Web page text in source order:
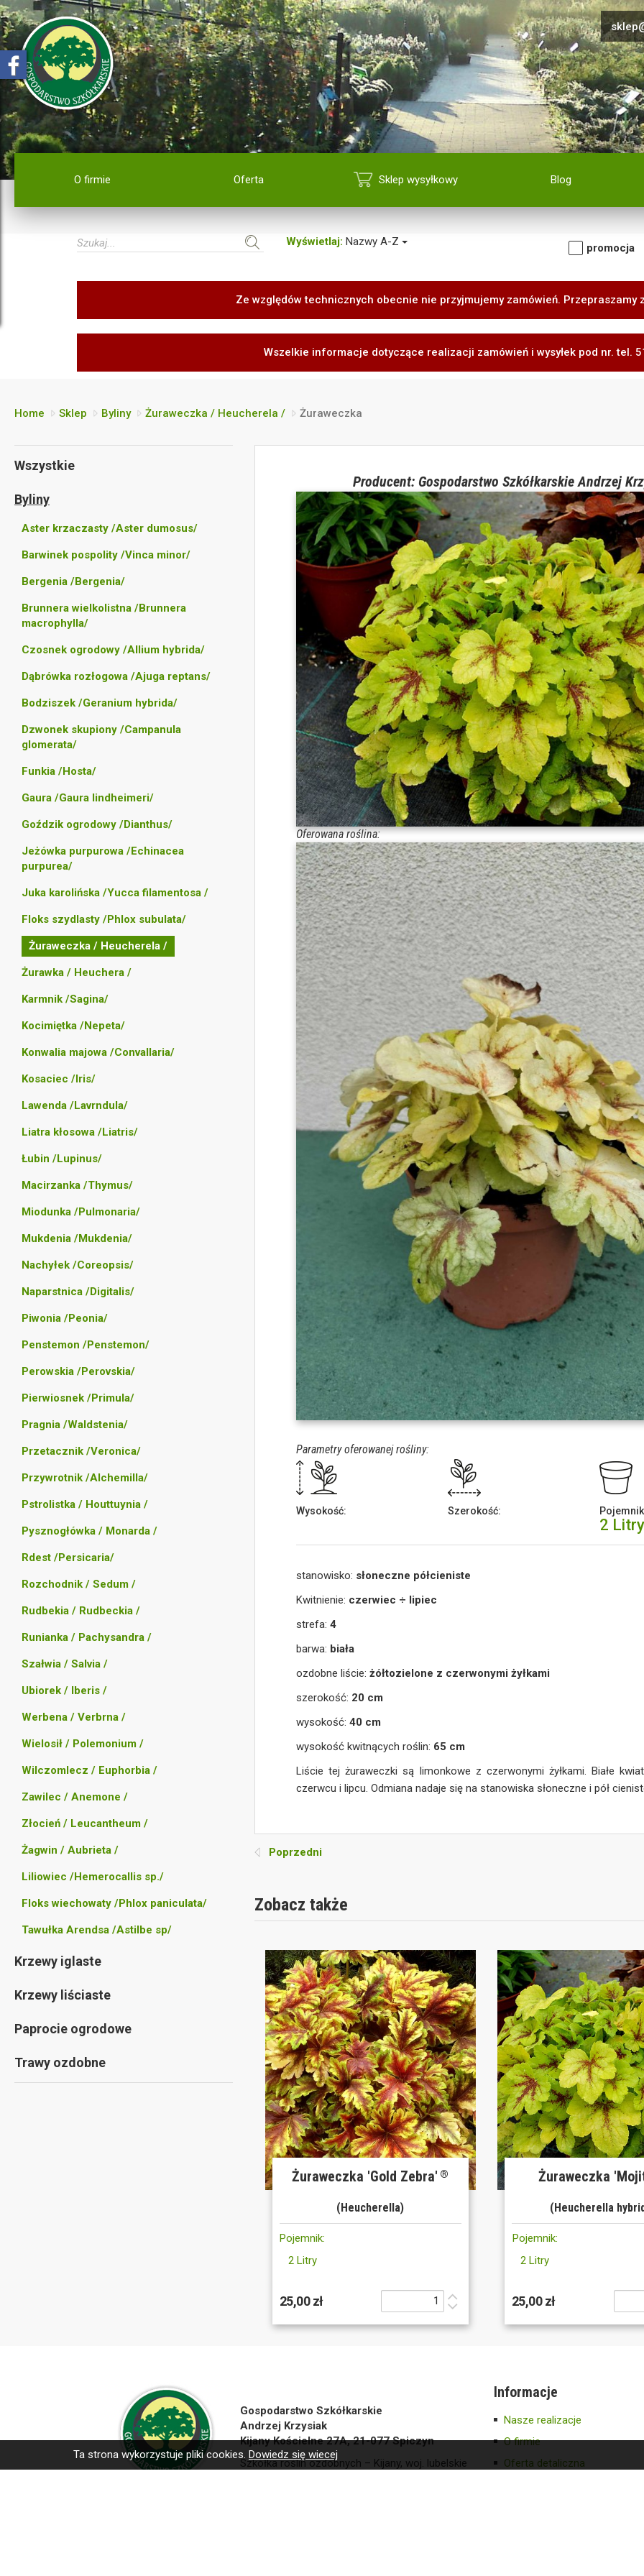
O firmie Oferta Sklep wysyłkowy Blog
Wyświetlaj: Nazwy A-Z promocja
Ze względów technicznych obecnie nie przyjmujemy zamówień. Przepraszamy
Wszelkie informacje dotyczące realizacji zamówień i wysyłek pod nr. tel.
Home Sklep Byliny Żuraweczka / Heucherela / Żuraweczka
Wszystkie
Byliny
Aster krzaczasty /Aster dumosus/
Barwinek pospolity /Vinca minor/
Bergenia /Bergenia/
Brunnera wielkolistna /Brunnera
macrophylla/
Czosnek ogrodowy /Allium hybrida/
Dąbrówka rozłogowa /Ajuga reptans/
Bodziszek /Geranium hybrida/
Dzwonek skupiony /Campanula
glomerata/
Funkia /Hosta/
Gaura /Gaura lindheimeri/
Goździk ogrodowy /Dianthus/
Jeżówka purpurowa /Echinacea
purpurea/
Juka karolińska /Yucca filamentosa /
Floks szydlasty /Phlox subulata/
Żuraweczka / Heucherela /
Żurawka / Heuchera /
Karmnik /Sagina/
Kocimiętka /Nepeta/
Konwalia majowa /Convallaria/
Kosaciec /Iris/
Lawenda /Lavrndula/
Liatra kłosowa /Liatris/
Łubin /Lupinus/
Macirzanka /Thymus/
Miodunka /Pulmonaria/
Mukdenia /Mukdenia/
Nachyłek /Coreopsis/
Naparstnica /Digitalis/
Piwonia /Peonia/
Penstemon /Penstemon/
Perowskia /Perovskia/
Pierwiosnek /Primula/
Pragnia /Waldstenia/
Przetacznik /Veronica/
Przywrotnik /Alchemilla/
Pstrolistka / Houttuynia /
Pysznogłówka / Monarda /
Rdest /Persicaria/
Rozchodnik / Sedum /
Rudbekia / Rudbeckia /
Runianka / Pachysandra /
Szałwia / Salvia /
Ubiorek / Iberis /
Werbena / Verbrna /
Wielosił / Polemonium /
Wilczomlecz / Euphorbia /
Zawilec / Anemone /
Złocień / Leucantheum /
Żagwin / Aubrieta /
Liliowiec /Hemerocallis sp./
Floks wiechowaty /Phlox paniculata/
Tawułka Arendsa /Astilbe sp/
Krzewy iglaste
Krzewy liściaste
Paprocie ogrodowe
Trawy ozdobne
Producent: Gospodarstwo Szkółkarskie Andrzej
Oferowana roślina:
Parametry oferowanej rośliny:
Wysokość: Szerokość:
2
stanowisko: słoneczne półcieniste
Kwitnienie: czerwiec ÷ lipiec
strefa:4
barwa: biała
ozdobne liście:żółtozielone z czerwonymi żyłkami
szerokość: 20 cm
wysokość:40 cm
wysokość kwitnących roślin: 65 cm
Liście tej żuraweczki są limonkowe z czerwonymi żyłkami. Białe
czerwcu i lipcu. Odmiana nadaje się na stanowiska słoneczne i pół
Poprzedni
Zobacz także
Żuraweczka 'Gold Zebra' ®
(Heucherella)
Pojemnik:
2 Litry
25,00 zł
Żuraweczka
(Heucherella
Pojemnik:
2 Litry
25,00 zł
Gospodarstwo Szkółkarskie
Andrzej Krzysiak
Kijany Kościelne 27A, 21-077 Spiczyn
Szkółka roślin ozdobnych – Kijany, woj. lubelskie
Informacje
Nasze realizacje
O firmie
Oferta detaliczna
Ta strona wykorzystuje pliki cookies. Dowiedz się wiecej